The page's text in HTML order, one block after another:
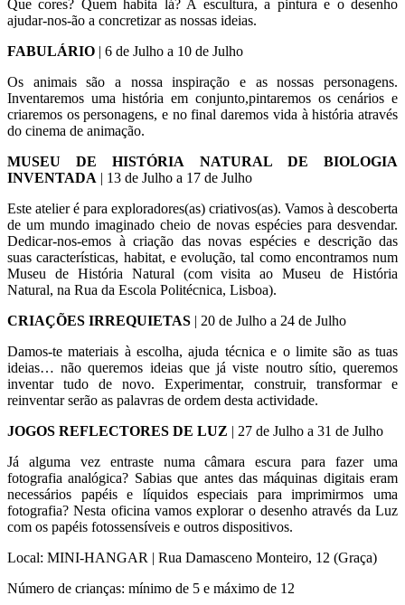
Que cores? Quem habita lá? A escultura, a pintura e o desenho
ajudar-nos-ão a concretizar as nossas ideias.
FABULÁRIO | 6 de Julho a 10 de Julho
Os animais são a nossa inspiração e as nossas personagens.
Inventaremos uma história em conjunto,pintaremos os cenários e
criaremos os personagens, e no final daremos vida à história através
do cinema de animação.
MUSEU DE HISTÓRIA NATURAL DE BIOLOGIA
INVENTADA | 13 de Julho a 17 de Julho
Este atelier é para exploradores(as) criativos(as). Vamos à descoberta
de um mundo imaginado cheio de novas espécies para desvendar.
Dedicar-nos-emos à criação das novas espécies e descrição das
suas características, habitat, e evolução, tal como encontramos num
Museu de História Natural (com visita ao Museu de História
Natural, na Rua da Escola Politécnica, Lisboa).
CRIAÇÕES IRREQUIETAS | 20 de Julho a 24 de Julho
Damos-te materiais à escolha, ajuda técnica e o limite são as tuas
ideias… não queremos ideias que já viste noutro sítio, queremos
inventar tudo de novo. Experimentar, construir, transformar e
reinventar serão as palavras de ordem desta actividade.
JOGOS REFLECTORES DE LUZ | 27 de Julho a 31 de Julho
Já alguma vez entraste numa câmara escura para fazer uma
fotografia analógica? Sabias que antes das máquinas digitais eram
necessários papéis e líquidos especiais para imprimirmos uma
fotografia? Nesta oficina vamos explorar o desenho através da Luz
com os papéis fotossensíveis e outros dispositivos.
Local: MINI-HANGAR | Rua Damasceno Monteiro, 12 (Graça)
Número de crianças: mínimo de 5 e máximo de 12